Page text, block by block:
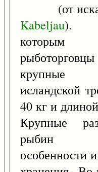
(от
Kabeljau).
которым
крупные
исландской
40 кг и
Крупные
рыбин
особенности